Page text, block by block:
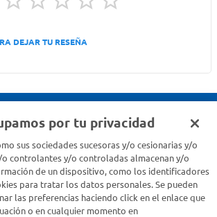
DEJAR TU RESEÑA
Comunicate con nosotros acá
por tu privacidad
sus sociedades sucesoras y/o cesionarias y/o
o controlantes y/o controladas almacenan y/o
de un dispositivo, como los identificadores
para tratar los datos personales. Se pueden
las preferencias haciendo click en el enlace que
o en cualquier momento en